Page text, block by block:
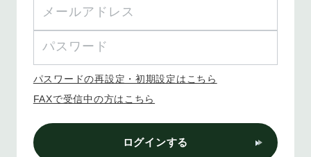
パスワードの再設定・初期設定はこちら
FAXで受信中の方はこちら
ログインする